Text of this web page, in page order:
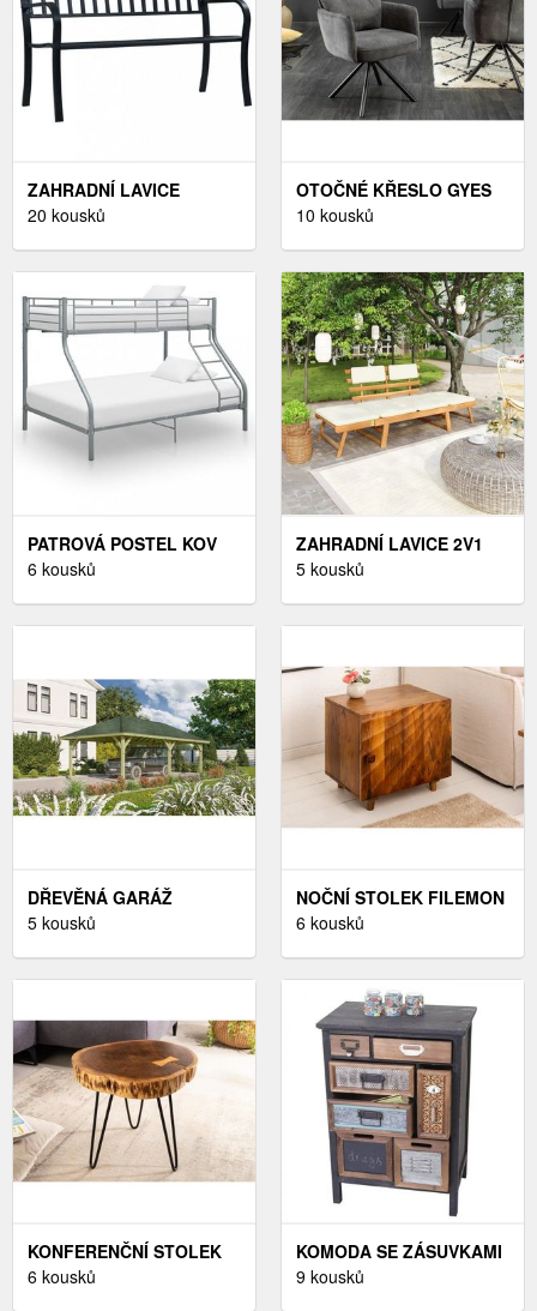
ZAHRADNÍ LAVICE
ČERNÁ OCEL
20 kousků
OTOČNÉ KŘESLO GYES
DEKORHOME
10 kousků
PATROVÁ POSTEL KOV
DEKORHOME
6 kousků
ZAHRADNÍ LAVICE 2V1
AKÁCIE DEKORHOME
5 kousků
DŘEVĚNÁ GARÁŽ
DEKORHOME
5 kousků
NOČNÍ STOLEK FILEMON
DEKORHOME
6 kousků
KONFERENČNÍ STOLEK
ARISBÉ DEKORHOME
6 kousků
KOMODA SE ZÁSUVKAMI
DEKORHOME
9 kousků